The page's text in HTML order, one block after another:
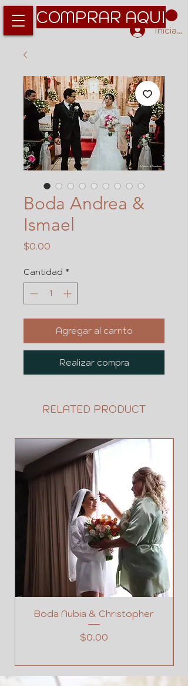
COMPRAR AQUI
Iniciar
Boda Andrea &
Ismael
$0.00
Cantidad *
Agregar al carrito
Realizar compra
RELATED PRODUCT
Boda Nubia & Christopher
Precio
$0.00